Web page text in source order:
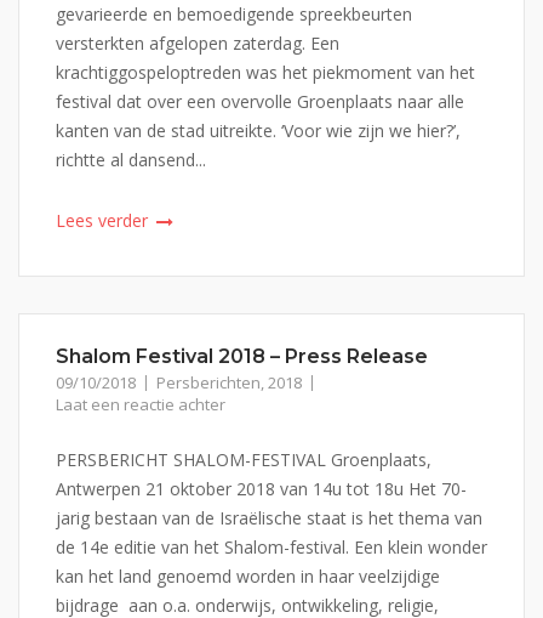
gevarieerde en bemoedigende spreekbeurten
versterkten afgelopen zaterdag. Een
krachtiggospeloptreden was het piekmoment van het
festival dat over een overvolle Groenplaats naar alle
kanten van de stad uitreikte. ‘Voor wie zijn we hier?’,
richtte al dansend...
Lees verder
Shalom Festival 2018 – Press Release
09/10/2018 Persberichten,2018
Laat een reactie achter
PERSBERICHT SHALOM-FESTIVAL Groenplaats,
Antwerpen 21 oktober 2018 van 14u tot 18u Het 70-
jarig bestaan van de Israëlische staat is het thema van
de 14e editie van het Shalom-festival. Een klein wonder
kan het land genoemd worden in haar veelzijdige
bijdrage aan o.a. onderwijs, ontwikkeling, religie,